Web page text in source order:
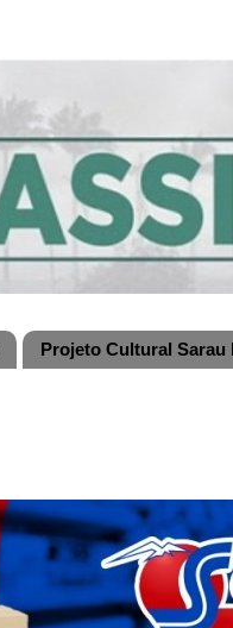
Projeto Cultural